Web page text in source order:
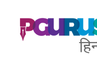
PGurus
Hindi